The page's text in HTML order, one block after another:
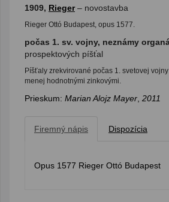
1909, Rieger– novostavba
Rieger Ottó Budapest, opus 1577.
počas 1. sv. vojny, neznámy
prospektových píšťal
Píšťaly zrekvirované počas 1. svetovej
menej hodnotnými zinkovými.
Prieskum: Marian Alojz Mayer 2011
Firemný nápis Dispozícia
Opus 1577 Rieger Ottó Budapest